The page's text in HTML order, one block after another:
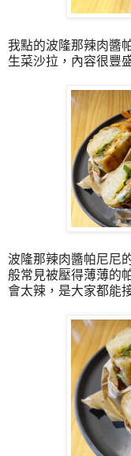
我點的波隆那辣肉醬
生菜沙拉，內容很豐
波隆那辣肉醬帕尼尼
般常見被壓得薄薄的
會太辣，是大家都能